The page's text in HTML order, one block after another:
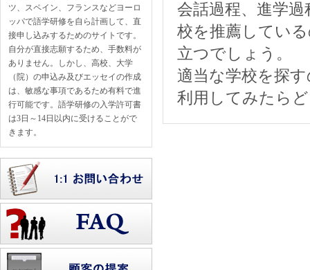
ツ、スペイン、フランスなどヨーロ
ッパで語学研修を自ら計画して、直
接申し込みするためのサイトです。
自分が直接志願するため、手数料が
ありません。しかし、高校、大学
（院）の申込み及びエッセイの作成
は、敏感な事項であるため有料で進
行可能です。語学研修の入学許可書
は3日～14日以内に受けることがで
きます。
会話過程、進学
校を推薦してい
立つでしょう。
適当な学校を探
利用してみたら